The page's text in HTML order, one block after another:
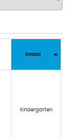
Grade
Kindergarten